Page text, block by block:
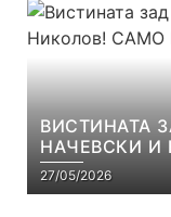
ВИСТИНАТА
НАЧЕВСКИ И
С5Е8
27/05/2026